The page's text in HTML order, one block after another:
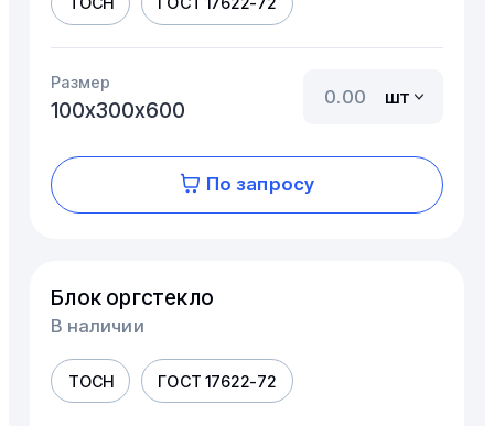
Размер
100х300х600
шт
По запросу
Блок оргстекло
В наличии
ТОСН ГОСТ 17622-72